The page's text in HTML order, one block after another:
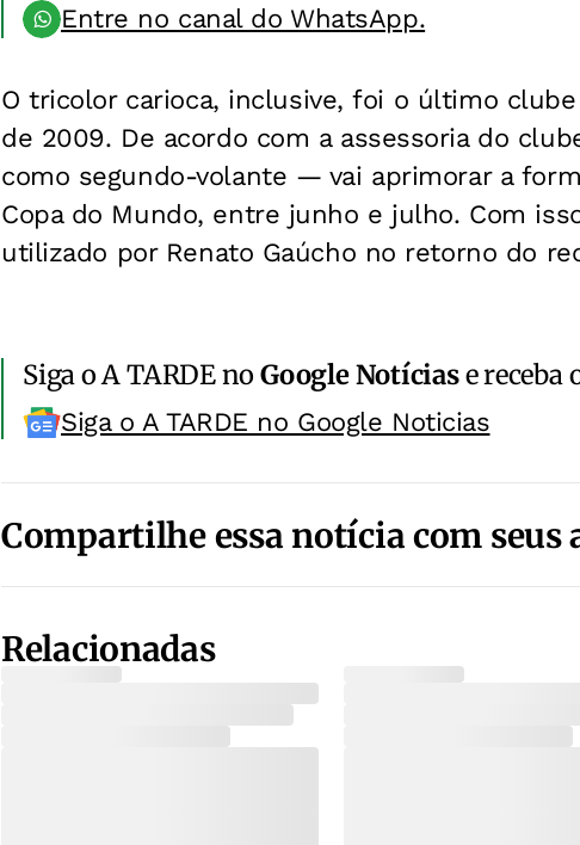
Entre no canal do WhatsApp.
O tricolor carioca, inclusive, foi o último
de 2009. De acordo com a assessoria do
como segundo-volante — vai aprimorar a
Copa do Mundo, entre junho e julho. Com
utilizado por Renato Gaúcho no retorno do
Siga o A TARDE noGoogle Notíciase receba
Siga o A TARDE no Google Noticias
Compartilhe essa notícia com seus
Relacionadas